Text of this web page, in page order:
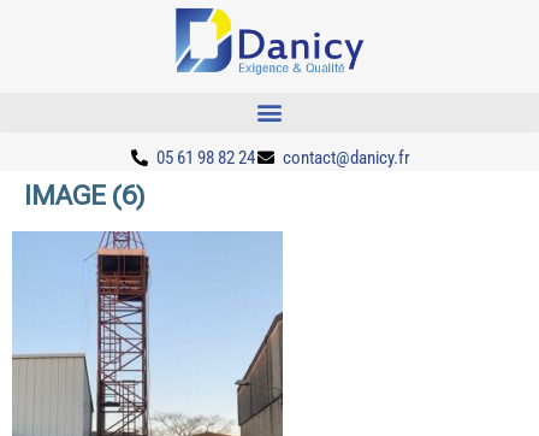
05 61 98 82 24 contact@danicy.fr
IMAGE (6)